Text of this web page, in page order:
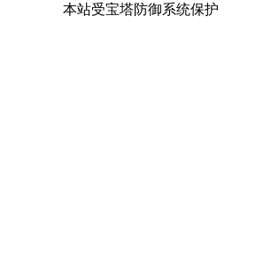
本站受宝塔防御系统保护